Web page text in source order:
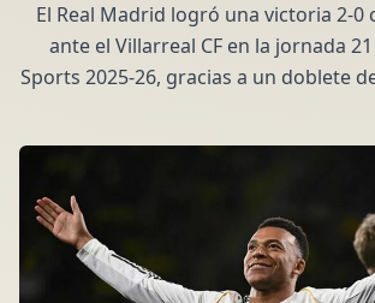
El Real Madrid logró una victoria 2-0
ante el Villarreal CF en la jornada 21
Sports 2025-26, gracias a un doblete